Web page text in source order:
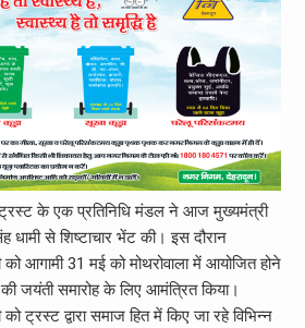
के एक प्रतिनिधि मंडल ने आज मुख्यमंत्री
धामी से शिष्टाचार भेंट की। इस दौरान
आगामी 31 मई को मोथरोवाला में आयोजित होने
की जयंती समारोह के लिए आमंत्रित किया।
ट्रस्ट द्वारा समाज हित में किए जा रहे विभिन्न